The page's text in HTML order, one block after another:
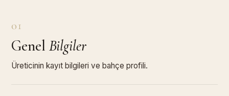
01
Genel Bilgiler
Üreticinin kayıt bilgileri ve bahçe profili.